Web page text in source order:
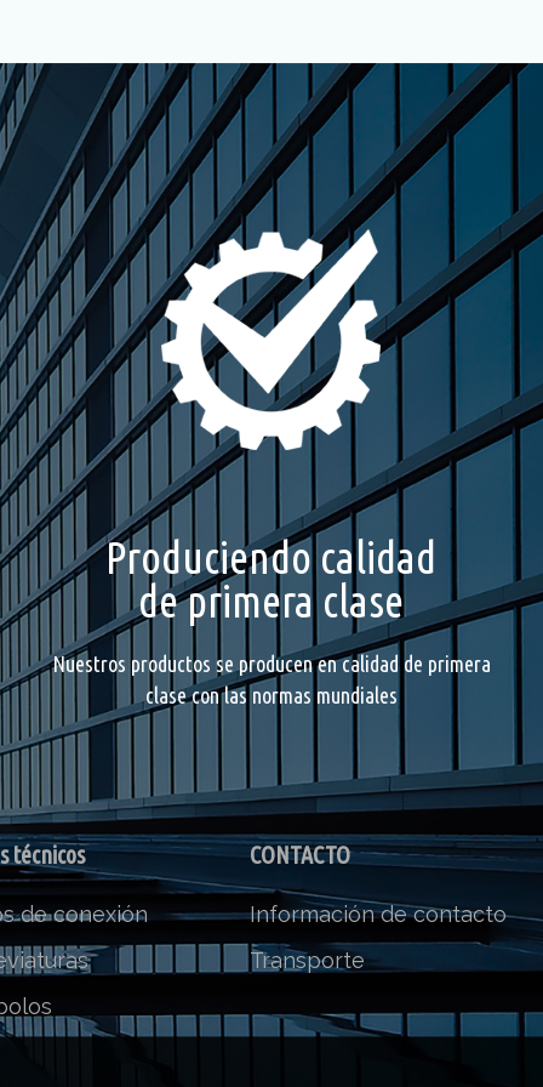
Produciendo calidad
de primera clase
Nuestros productos se producen en calidad de primera
clase con las normas mundiales
técnicos
de conexión
CONTACTO
Información de contacto
Transporte